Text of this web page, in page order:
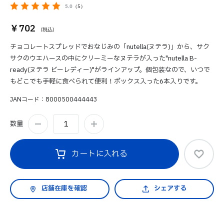
5.0 （5）
￥702
チョコレートスプレッドでおなじみの「nutella(ヌテラ)」から、サク
サクのウエハースの中にクリーミーなヌテラが入った"nutella B-
ready(ヌテラ ビーレディー)"がラインアップ。個包装なので、いつで
もどこでも手軽に食べられて便利！ボックス入った6本入りです。
JANコード 8000500444443
数量
カートに入れる
シェアする